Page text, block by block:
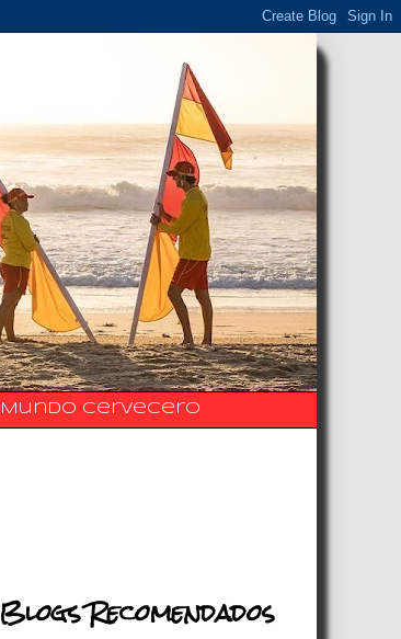
Mundo Cervecero
Blogs Recomendados